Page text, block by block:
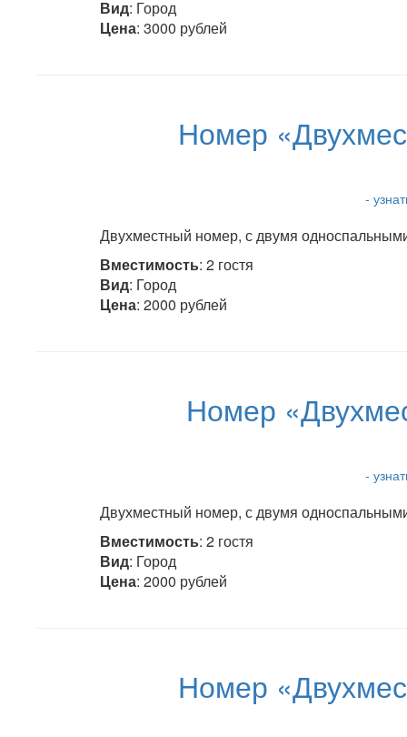
Вид: Город
Цена: 3000 рублей
Номер
-
Двухместный номер, с двумя
Вместимость: 2 гостя
Вид: Город
Цена: 2000 рублей
Номер
-
Двухместный номер, с двумя
Вместимость: 2 гостя
Вид: Город
Цена: 2000 рублей
Номер